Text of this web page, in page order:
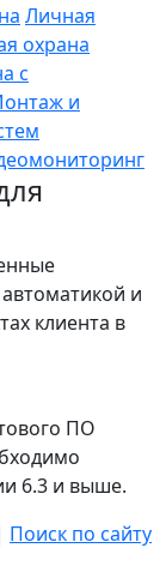
Личная
охрана
с
и
и
клиента в
ПО
6.3 и выше.
Поиск по сайту